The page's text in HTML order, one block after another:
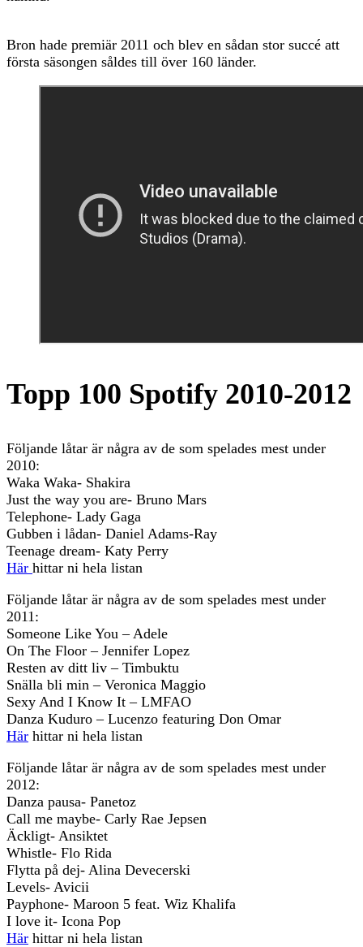
Bron hade premiär 2011 och blev en sådan stor succé att
första säsongen såldes till över 160 länder.
Topp 100 Spotify 2010-2012
Följande låtar är några av de som spelades mest under
2010:
Waka Waka- Shakira
Just the way you are- Bruno Mars
Telephone- Lady Gaga
Gubben i lådan- Daniel Adams-Ray
Teenage dream- Katy Perry
Här hittar ni hela listan
Följande låtar är några av de som spelades mest under
2011:
Someone Like You – Adele
On The Floor – Jennifer Lopez
Resten av ditt liv – Timbuktu
Snälla bli min – Veronica Maggio
Sexy And I Know It – LMFAO
Danza Kuduro – Lucenzo featuring Don Omar
Här hittar ni hela listan
Följande låtar är några av de som spelades mest under
2012:
Danza pausa- Panetoz
Call me maybe- Carly Rae Jepsen
Äckligt- Ansiktet
Whistle- Flo Rida
Flytta på dej- Alina Devecerski
Levels- Avicii
Payphone- Maroon 5 feat. Wiz Khalifa
I love it- Icona Pop
Här hittar ni hela listan